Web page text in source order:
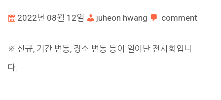
2022년 08월 12일 juheon hwang comment
※ 신규, 기간 변동, 장소 변동 등이 일어난 전시회입니
다.